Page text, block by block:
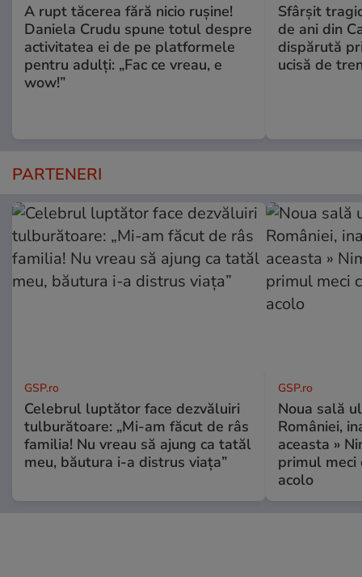
A rupt tăcerea fără nicio rușine!
Daniela Crudu spune totul despre
activitatea ei de pe platformele
pentru adulți: „Fac ce vreau, e
wow!”
Sfârşit
de ani din
dispărută
ucisă de
PARTENERI
GSP.ro
Celebrul luptător face dezvăluiri
tulburătoare: „Mi-am făcut de râs
familia! Nu vreau să ajung ca tatăl
meu, băutura i-a distrus viața”
GSP.ro
Noua sală
României,
aceasta »
primul meci
acolo